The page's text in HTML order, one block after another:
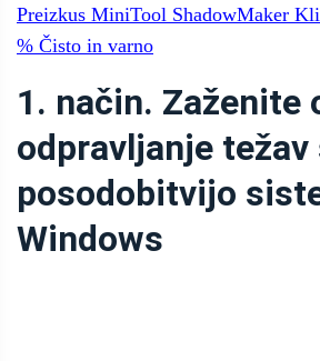
Preizkus MiniTool ShadowMaker
% Čisto in varno
1. način. Zaženite
odpravljanje težav
posodobitvijo
Windows